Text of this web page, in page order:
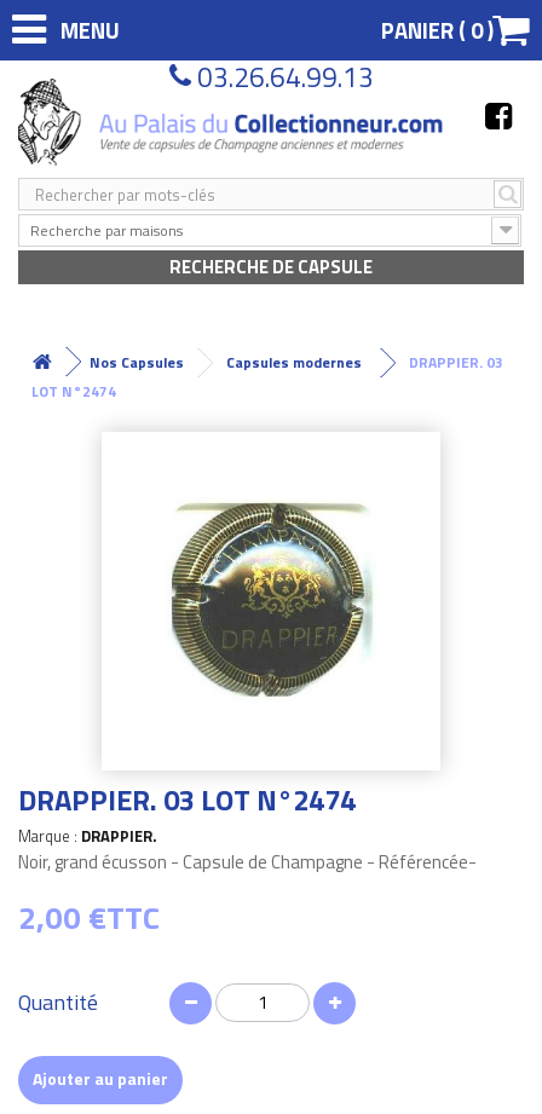
MENU PANIER (0)
03.26.64.99.13
Recherche par maisons
RECHERCHE DE CAPSULE
Nos Capsules Capsules modernes
DRAPPIER. 03
LOT N°2474
DRAPPIER. 03 LOT N°2474
Marque : DRAPPIER.
Noir, grand écusson - Capsule de Champagne - Référencée-
2,00 €TTC
Quantité
Ajouter au panier